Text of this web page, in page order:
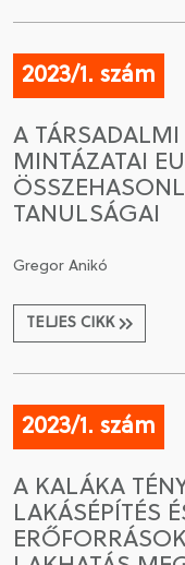
2023/1. szám
A
MINTÁZATAI
TANULSÁGAI
Gregor Anikó
TELJES CIKK
2023/1. szám
A KALÁKA
LAKÁSÉPÍTÉS